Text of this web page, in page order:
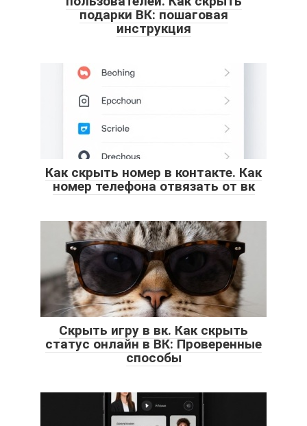
подарки ВК: пошаговая
инструкция
Как скрыть номер в контакте. Как
номер телефона отвязать от вк
Скрыть игру в вк. Как скрыть
статус онлайн в ВК: Проверенные
способы